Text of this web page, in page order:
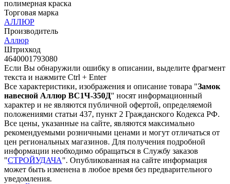
полимерная краска
Торговая марка
АЛЛЮР
Производитель
Аллюр
Штрихкод
4640001793080
Если Вы обнаружили ошибку в описании, выделите фрагмент
текста и нажмите Ctrl + Enter
Все характеристики, изображения и описание товара "Замок
навесной Аллюр ВС1Ч-350Д" носят информационный
характер и не являются публичной офертой, определяемой
положениями статьи 437, пункт 2 Гражданского Кодекса РФ.
Все цены, указанные на сайте, являются максимально
рекомендуемыми розничными ценами и могут отличаться от
цен региональных магазинов. Для получения подробной
информации необходимо обращаться в Службу заказов
"СТРОЙУДАЧА". Опубликованная на сайте информация
может быть изменена в любое время без предварительного
уведомления.